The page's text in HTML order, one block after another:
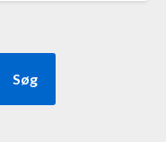
Søg